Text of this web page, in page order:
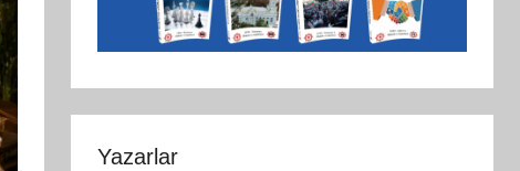
Yazarlar